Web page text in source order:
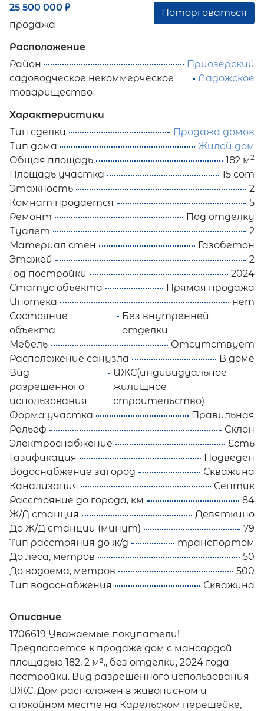
25 500 000 ₽
продажа
Поторговаться
Расположение
Район
Приозерский
садоводческое некоммерческое
товарищество
Ладожское
Характеристики
Тип сделки
Продажа домов
Тип дома
Жилой дом
Общая площадь
182 м2
Площадь участка
15 сот
Этажность
2
Комнат продается
5
Ремонт
Под отделку
Туалет
2
Материал стен
Газобетон
Этажей
2
Год постройки
2024
Статус объекта
Прямая продажа
Ипотека
нет
Состояние
объекта
Без внутренней
отделки
Мебель
Отсутствует
Расположение санузла
В доме
Вид
разрешенного
использования
ИЖС(индивидуальное
жилищное
строительство)
Форма участка
Правильная
Рельеф
Склон
Электроснабжение
Есть
Газификация
Подведен
Водоснабжение загород
Скважина
Канализация
Септик
Расстояние до города, км
84
Ж/Д станция
Девяткино
До Ж/Д станции (минут)
79
Тип расстояния до ж/д
транспортом
До леса, метров
50
До водоема, метров
500
Тип водоснабжения
Скважина
Описание
1706619 Уважаемые покупатели!
Предлагается к продаже дом с мансардой
площадью 182, 2 м²., без отделки, 2024 года
постройки. Вид разрешённого использования
ИЖС. Дом расположен в живописном и
спокойном месте на Карельском перешейке,